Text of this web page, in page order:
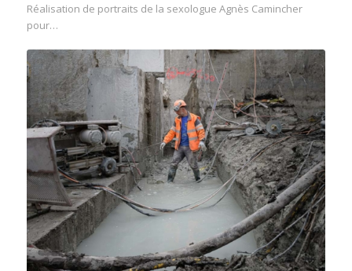
Réalisation de portraits de la sexologue Agnès Camincher
pour…